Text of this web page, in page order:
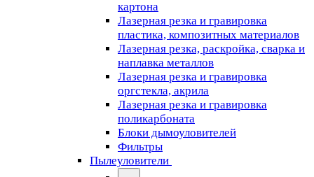
картона
Лазерная резка и гравировка
пластика, композитных материалов
Лазерная резка, раскройка, сварка и
наплавка металлов
Лазерная резка и гравировка
оргстекла, акрила
Лазерная резка и гравировка
поликарбоната
Блоки дымоуловителей
Фильтры
Пылеуловители